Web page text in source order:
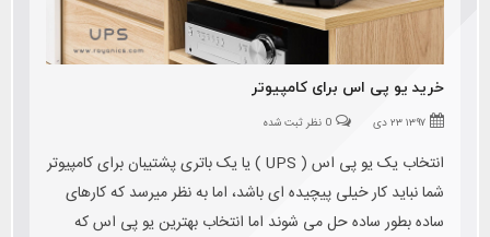
خرید یو پی اس برای کامپیوتر
۱۳۹۷ ۲۳ دی 0 نظر ثبت شده
انتخاب یک یو پی اس ( UPS ) یا یک باتری پشتیبان برای کامپیوتر
شما نباید کار خیلی پیچیده ای باشد، اما به نظر میرسد که کارهای
ساده بطور ساده حل می شوند اما انتخاب بهترین یو پی اس که